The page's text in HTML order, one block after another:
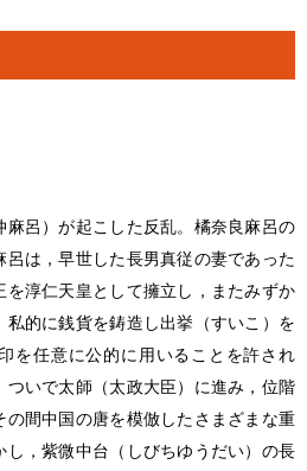
呂）が起こした反乱。橘奈良麻呂の
は，早世した長男真従の妻であった
淳仁天皇として擁立し，またみずか
私的に銭貨を鋳造し出挙（すいこ）を
を任意に公的に用いることを許され
ついで太師（太政大臣）に進み，位階
の間中国の唐を模倣したさまざまな重
，紫微中台（しびちゆうだい）の長